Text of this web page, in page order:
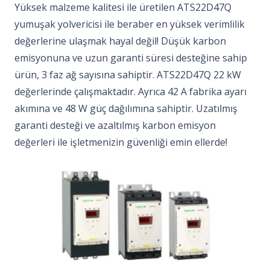
Yüksek malzeme kalitesi ile üretilen ATS22D47Q
yumuşak yolvericisi ile beraber en yüksek verimlilik
değerlerine ulaşmak hayal değil! Düşük karbon
emisyonuna ve uzun garanti süresi desteğine sahip
ürün, 3 faz ağ sayısına sahiptir. ATS22D47Q 22 kW
değerlerinde çalışmaktadır. Ayrıca 42 A fabrika ayarı
akımına ve 48 W güç dağılımına sahiptir. Uzatılmış
garanti desteği ve azaltılmış karbon emisyon
değerleri ile işletmenizin güvenliği emin ellerde!